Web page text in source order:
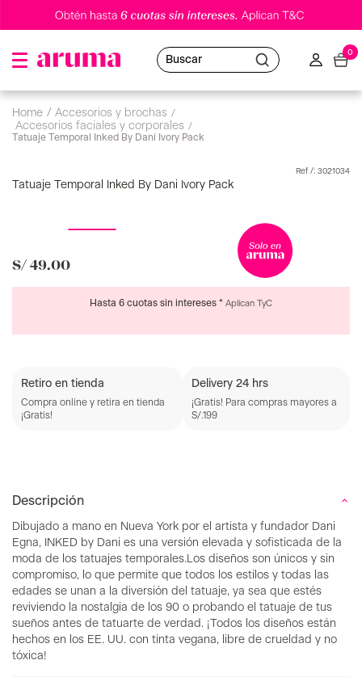
Buscar
0
accesorios y brochas
accesorios faciales y corporales
Tatuaje Temporal Inked By Dani Ivory Pack
: 3021034
Tatuaje Temporal Inked By Dani Ivory Pack
S/ 49.00
Hasta 6 cuotas sin intereses * Aplican TyC
Retiro en tienda
Compra online y retira en tienda
¡Gratis!
Delivery 24 hrs
¡Gratis! Para compras mayores a
S/.199
Descripción
Dibujado a mano en Nueva York por el artista y fundador Dani
Egna, INKED by Dani es una versión elevada y sofisticada de la
moda de los tatuajes temporales.Los diseños son únicos y sin
compromiso, lo que permite que todos los estilos y todas las
edades se unan a la diversión del tatuaje, ya sea que estés
reviviendo la nostalgia de los 90 o probando el tatuaje de tus
sueños antes de tatuarte de verdad. ¡Todos los diseños están
hechos en los EE. UU. con tinta vegana, libre de crueldad y no
tóxica!